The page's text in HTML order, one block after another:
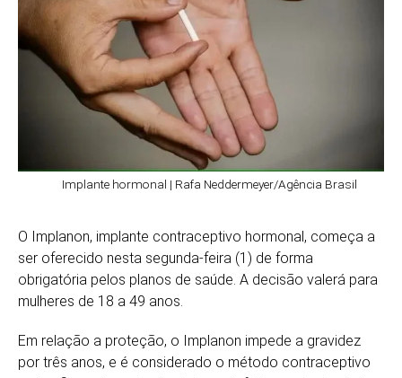
Implante hormonal | Rafa Neddermeyer/Agência Brasil
O Implanon, implante contraceptivo hormonal, começa a
ser oferecido nesta segunda-feira (1) de forma
obrigatória pelos planos de saúde. A decisão valerá para
mulheres de 18 a 49 anos.
Em relação a proteção, o Implanon impede a gravidez
por três anos, e é considerado o método contraceptivo